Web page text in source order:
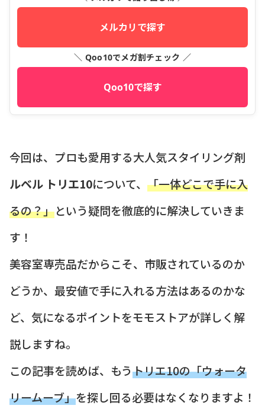
メルカリで探す
＼ Qoo10でメガ割チェック ／
Qoo10で探す
今回は、プロも愛用する大人気スタイリング剤
ルベル トリエ10について、 「一体どこで手に入
るの？」という疑問を徹底的に解決していきま
す！
美容室専売品だからこそ、市販されているのか
どうか、最安値で手に入れる方法はあるのかな
ど、気になるポイントをモモストアが詳しく解
説しますね。
この記事を読めば、もうトリエ10の「ウォータ
リームーブ」を探し回る必要はなくなりますよ！